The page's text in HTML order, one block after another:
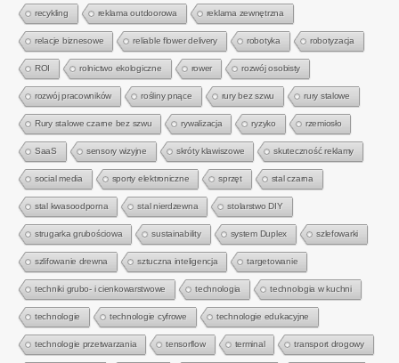
recykling reklama outdoorowa reklama zewnętrzna
relacje biznesowe reliable flower delivery robotyka robotyzacja
ROI rolnictwo ekologiczne rower rozwój osobisty
rozwój pracowników rośliny pnące rury bez szwu rury stalowe
Rury stalowe czarne bez szwu rywalizacja ryzyko rzemiosło
SaaS sensory wizyjne skróty klawiszowe skuteczność reklamy
social media sporty elektroniczne sprzęt stal czarna
stal kwasoodporna stal nierdzewna stolarstwo DIY
strugarka grubościowa sustainability system Duplex szlefowarki
szlifowanie drewna sztuczna inteligencja targetowanie
techniki grubo- i cienkowarstwowe technologia technologia w kuchni
technologie technologie cyfrowe technologie edukacyjne
technologie przetwarzania tensorflow terminal transport drogowy